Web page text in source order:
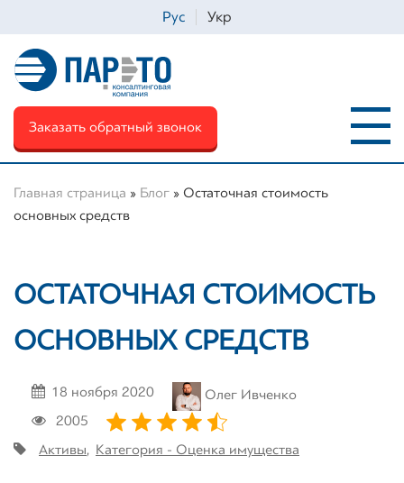
Рус Укр
Заказать обратный звонок
Главная страница » Блог » Остаточная стоимость
основных средств
ОСТАТОЧНАЯ СТОИМОСТЬ
ОСНОВНЫХ СРЕДСТВ
Олег Ивченко
18 ноября 2020
2005
Активы, Категория - Оценка имущества